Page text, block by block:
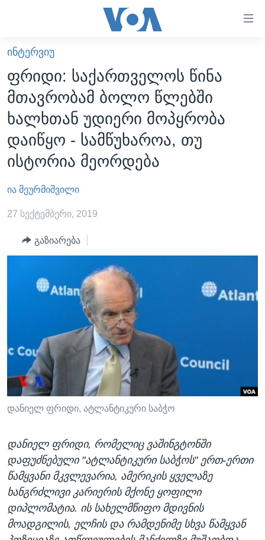
ხელმისაწვდომობისთვის
გადადით
მთავარზე
გადადით
მთავარ
ნავიგაციაზე
გადადით
ძიებაზე
ᲐᲮᲐᲚᲘ ᲐᲛᲑᲔᲑᲘ
ᲡᲐᲥᲐᲠᲗᲕᲔᲚᲝ
ᲐᲨᲨ
ᲐᲨᲨ-ᲘᲡ ᲐᲠᲩᲔᲕᲜᲔᲑᲘ 2024
ᲛᲡᲝᲤᲚᲘᲝ
ᲕᲘᲓᲔᲝᲔᲑᲘ
ᲒᲐᲓᲐᲪᲔᲛᲔᲑᲘ
ᲕᲐᲨᲘᲜᲒᲢᲝᲜᲘ ᲓᲦᲔᲡ
ᲮᲔᲓᲕᲐ ᲕᲐᲨᲘᲜᲒᲢᲝᲜᲘᲓᲐᲜ
ᲡᲢᲣᲓᲘᲐ ᲕᲐᲨᲘᲜᲒᲢᲝᲜᲘ
ᲡᲮᲕᲐ ᲡᲘᲐᲮᲚᲔᲔᲑᲘ
ᲞᲝᲚᲘᲢᲘᲙᲐ
ᲔᲙᲝᲜᲝᲛᲘᲙᲐ
ᲯᲐᲜᲛᲠᲗᲔᲚᲝᲑᲐ
ᲘᲜᲢᲔᲠᲕᲘᲣ
ᲙᲣᲚᲢᲣᲠᲐ
ᲒᲐᲚᲘᲚᲔᲝ
ᲓᲔᲖᲘᲜᲤᲝᲠᲛᲐᲪᲘᲐ
ᲠᲣᲡᲔᲗᲘᲡ ᲨᲔᲭᲠᲐ ᲣᲙᲠᲐᲘᲜᲐᲨᲘ
Learning English
ენები
ᲘᲜᲢᲔᲠᲕᲘᲣ
ფრიდი: საქართველოს წინა
მთავრობამ ბოლო წლებში
ხალხთან უდიერი მოპყრობა
დაიწყო - სამწუხაროა, თუ
ისტორია მეორდება
ია მეურმიშვილი
27 სექტემბერი, 2019
გაზიარება
დანიელ ფრიდი, ატლანტიკური საბჭო
დანიელ ფრიდი, რომელიც ვაშინგტონში
დაფუძნებული "ატლანტიკური საბჭოს" ერთ-ერთი
წამყვანი მკვლევარია, ამერიკის ყველაზე
ხანგრძლივი კარიერის მქონე ყოფილი
დიპლომატია. ის სახელმწიფო მდივნის
მოადგილის, ელჩის და რამდენიმე სხვა წამყვან